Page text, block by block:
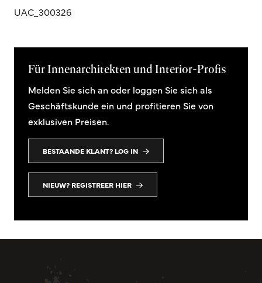
UAC_300326
Für Innenarchitekten und Interior-Profis
Melden Sie sich an oder loggen Sie sich als
Geschäftskunde ein und profitieren Sie von
exklusiven Preisen.
BESTAANDE KLANT? LOG IN
NIEUW? REGISTREER HIER